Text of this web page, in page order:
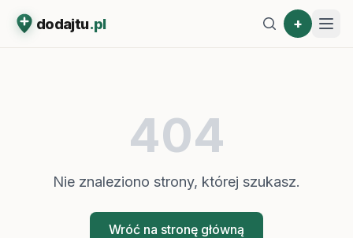
dodajtu.pl +
404
Nie znaleziono strony, której szukasz.
Wróć na stronę główną